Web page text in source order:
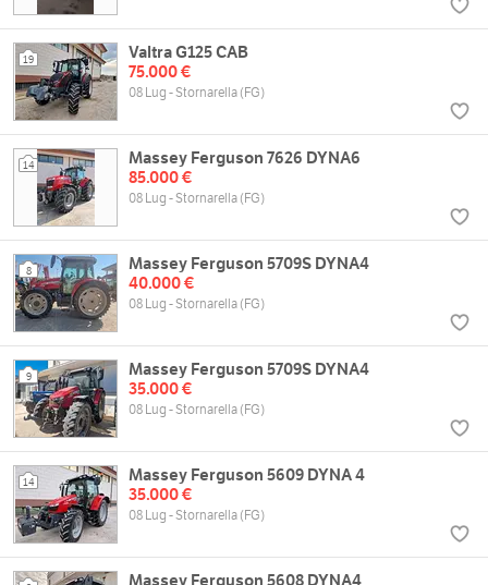
19
Valtra G125 CAB
75.000 €
08 Lug - Stornarella (FG)
14
Massey Ferguson 7626 DYNA6
85.000 €
08 Lug - Stornarella (FG)
8
Massey Ferguson 5709S DYNA4
40.000 €
08 Lug - Stornarella (FG)
9
Massey Ferguson 5709S DYNA4
35.000 €
08 Lug - Stornarella (FG)
14
Massey Ferguson 5609 DYNA 4
35.000 €
08 Lug - Stornarella (FG)
Massey Ferguson 5608 DYNA4